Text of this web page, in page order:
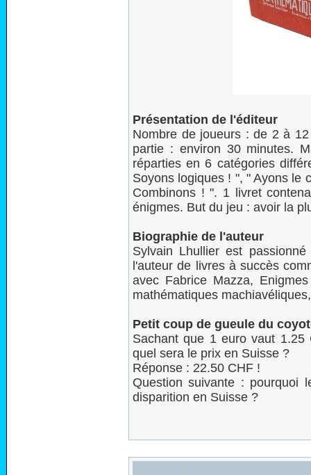
Présentation de l'éditeur
Nombre de joueurs : de 2 à
partie : environ 30 minutes.
réparties en 6 catégories
Soyons logiques ! ", " Ayons le
Combinons ! ". 1 livret
énigmes. But du jeu : avoir la
Biographie de l'auteur
Sylvain Lhullier est
l'auteur de livres à succès
avec Fabrice Mazza,
mathématiques
Petit coup de gueule du
Sachant que 1 euro vaut
quel sera le prix en Suisse ?
Réponse : 22.50 CHF !
Question suivante : pourquoi
disparition en Suisse ?